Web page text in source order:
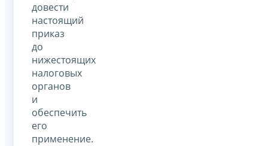
довести
настоящий
приказ
до
нижестоящих
налоговых
органов
и
обеспечить
его
применение.